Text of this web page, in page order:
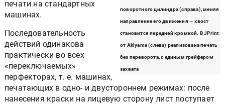
поворотного цилиндра (справа), меняя
направление его движения — хвост
становится передней кромкой. В JPrint
от Akiyama (слева) реализована печать
без переворота, с единым грейфером
захвата
печати на стандартных
машинах.
Последовательность
действий одинакова
практически во всех
«переключаемых»
перфекторах, т. е. машинах,
печатающих в одно- и двустороннем режимах: после
нанесения краски на лицевую сторону лист поступает